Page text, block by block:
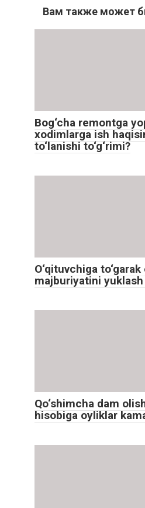
Вам также может
Bog‘cha remontga
xodimlarga ish
to‘lanishi to‘g‘rimi?
O‘qituvchiga to‘garak
majburiyatini yuklash
Qo‘shimcha dam
hisobiga oyliklar